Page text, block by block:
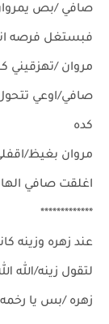
صافي /بص يمروان
فبستغل فرصه
مروان /تهزقيني
صافي/اوعي
كده
مروان بغيظ/
اغلقت صافي
*************
عند زهره وزينه
لتقول زينه/الله
زهره /بس يا رخمه